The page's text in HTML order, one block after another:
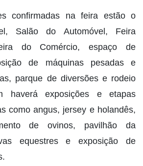
confirmadas na feira estão o
Salão do Automóvel, Feira
do Comércio, espaço de
de máquinas pesadas e
parque de diversões e rodeio
haverá exposições e etapas
como angus, jersey e holandês,
de ovinos, pavilhão da
equestres e exposição de